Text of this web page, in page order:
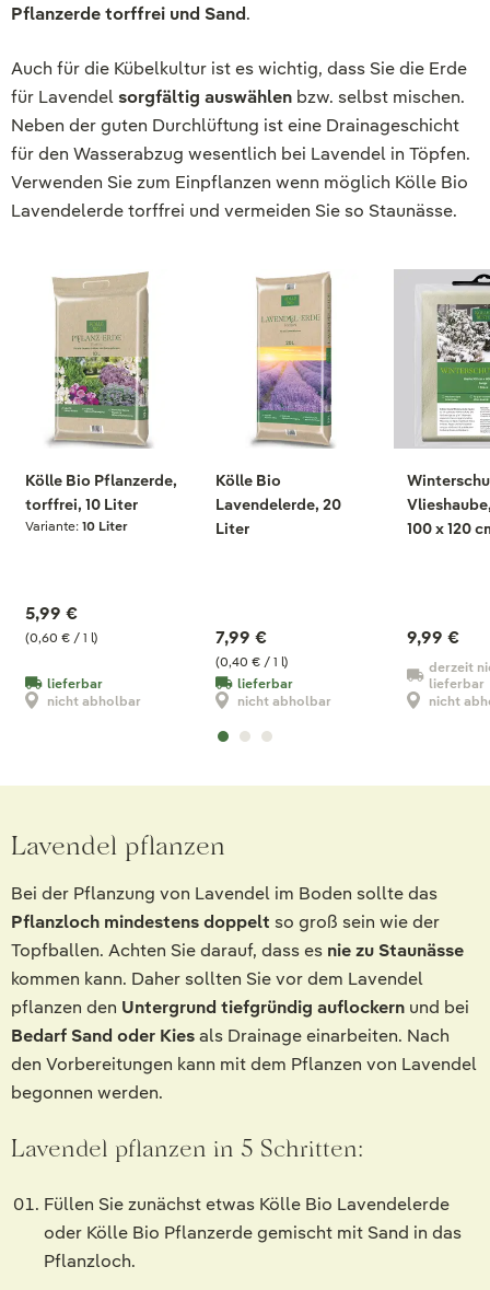
Pflanzerde torffrei und Sand.
Auch für die Kübelkultur ist es wichtig, dass Sie die Erde
für Lavendelsorgfältig auswählen bzw. selbst mischen.
Neben der guten Durchlüftung ist eine Drainageschicht
für den Wasserabzug wesentlich bei Lavendel in Töpfen.
Verwenden Sie zum Einpflanzen wenn möglich Kölle Bio
Lavendelerde torffrei und vermeiden Sie so Staunässe.
Kölle Bio Pflanzerde,
torffrei, 10 Liter
Variante: 10 Liter
(0,60 € / 1 l)
5,99 €
lieferbar
nicht abholbar
Kölle Bio
Lavendelerde, 20
Liter
(0,40 € / 1 l)
7,99 €
lieferbar
nicht abholbar
100 x 120
9,99 €
derzeit
lieferbar
nicht
Lavendel pflanzen
Bei der Pflanzung von Lavendel im Boden sollte das
Pflanzloch mindestens doppelt so groß sein wie der
Topfballen. Achten Sie darauf, dass es nie zu Staunässe
kommen kann. Daher sollten Sie vor dem Lavendel
pflanzen den Untergrund tiefgründig auflockern und bei
Bedarf Sand oder Kiesals Drainage einarbeiten. Nach
den Vorbereitungen kann mit dem Pflanzen von Lavendel
begonnen werden.
Lavendel pflanzen in 5 Schritten:
Füllen Sie zunächst etwas Kölle Bio Lavendelerde
oder Kölle Bio Pflanzerde gemischt mit Sand in das
Pflanzloch.